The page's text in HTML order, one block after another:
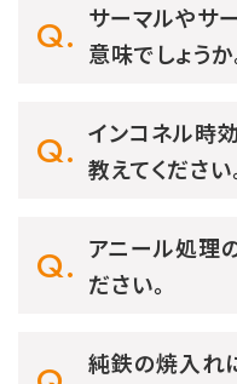
サーマルやサ
意味でしょうか
インコネル時
教えてください
アニール処理
ださい。
純鉄の焼入れ